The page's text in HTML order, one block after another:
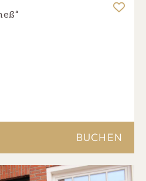
BUCHEN